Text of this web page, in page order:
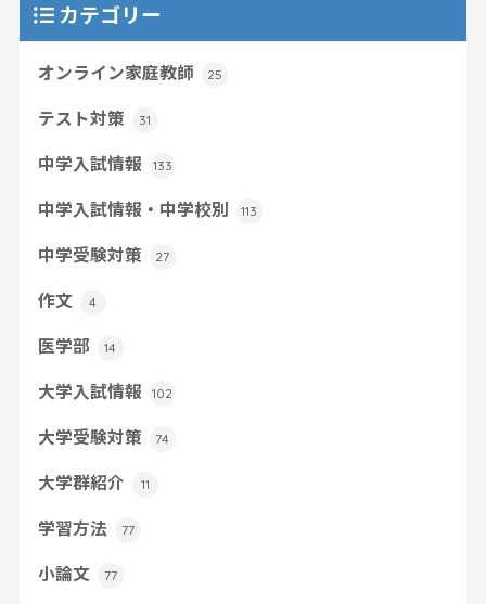
カテゴリー
オンライン家庭教師 25
テスト対策 31
中学入試情報 133
中学入試情報・中学校別 113
中学受験対策 27
作文 4
医学部 14
大学入試情報 102
大学受験対策 74
大学群紹介 11
学習方法 77
小論文 77